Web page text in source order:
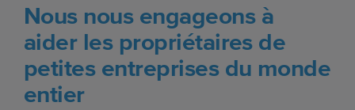
Nous nous engageons à
aider les propriétaires de
petites entreprises du monde
entier